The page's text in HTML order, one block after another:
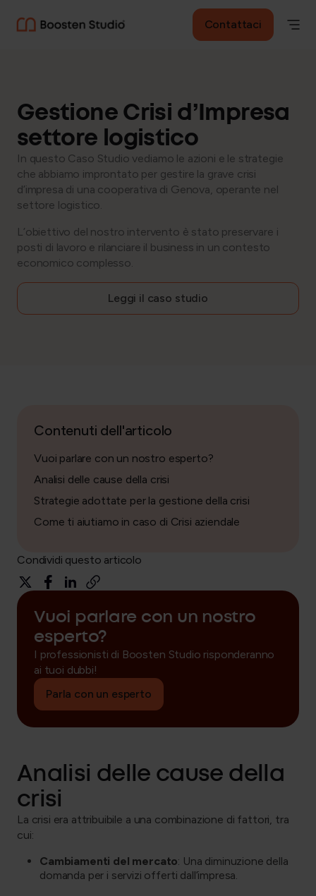
Contattaci
Gestione Crisi d’Impresa
settore logistico
In questo Caso Studio vediamo le azioni e le strategie
che abbiamo improntato per gestire la grave crisi
d’impresa di una cooperativa di Genova, operante nel
settore logistico.
L’obiettivo del nostro intervento è stato preservare i
posti di lavoro e rilanciare il business in un contesto
economico complesso.
Leggi il caso studio
Contenuti dell'articolo
Vuoi parlare con un nostro esperto?
Analisi delle cause della crisi
Strategie adottate per la gestione della crisi
Come ti aiutiamo in caso di Crisi aziendale
Condividi questo articolo
Vuoi parlare con un nostro
esperto?
I professionisti di Boosten Studio risponderanno
ai tuoi dubbi!
Parla con un esperto
Analisi delle cause della
crisi
La crisi era attribuibile a una combinazione di fattori, tra
cui:
Cambiamenti del mercato: Una diminuzione della
domanda per i servizi offerti dall’impresa.